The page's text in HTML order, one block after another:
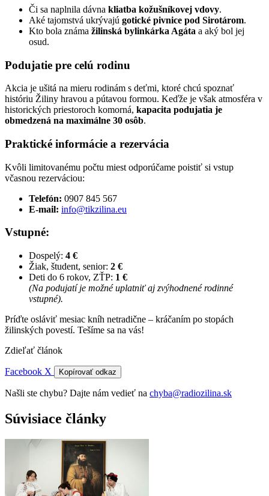
Či sa naplnila dávna kliatba kožušníkovej vdovy.
Aké tajomstvá ukrývajú gotické pivnice pod Sirotárom.
Kto bola známa žilinská bylinkárka Agáta a aký bol jej
osud.
Podujatie pre celú rodinu
Akcia je ušitá na mieru rodinám s deťmi, ktoré chcú spoznať
históriu Žiliny hravou a pútavou formou. Keďže je však atmosféra v
historických priestoroch komorná, kapacita podujatia je
obmedzená na maximálne 30 osôb.
Praktické informácie a rezervácia
Kvôli limitovanému počtu miest odporúčame poistiť si vstup
včasnou rezerváciou:
Telefón: 0907 845 567
E-mail: info@tikzilina.eu
Vstupné:
Dospelý: 4 €
Žiak, študent, senior: 2 €
Deti do 6 rokov, ZŤP: 1 €
(Na podujatí je možné uplatniť aj zvýhodnené rodinné
vstupné).
Príďte osláviť mesiac kníh netradične – kráčaním po stopách
žilinských povestí. Tešíme sa na vás!
Zdieľať článok
Facebook X Kopírovať odkaz
Našli ste chybu? Dajte nám vedieť na chyba@radiozilina.sk
Súvisiace články